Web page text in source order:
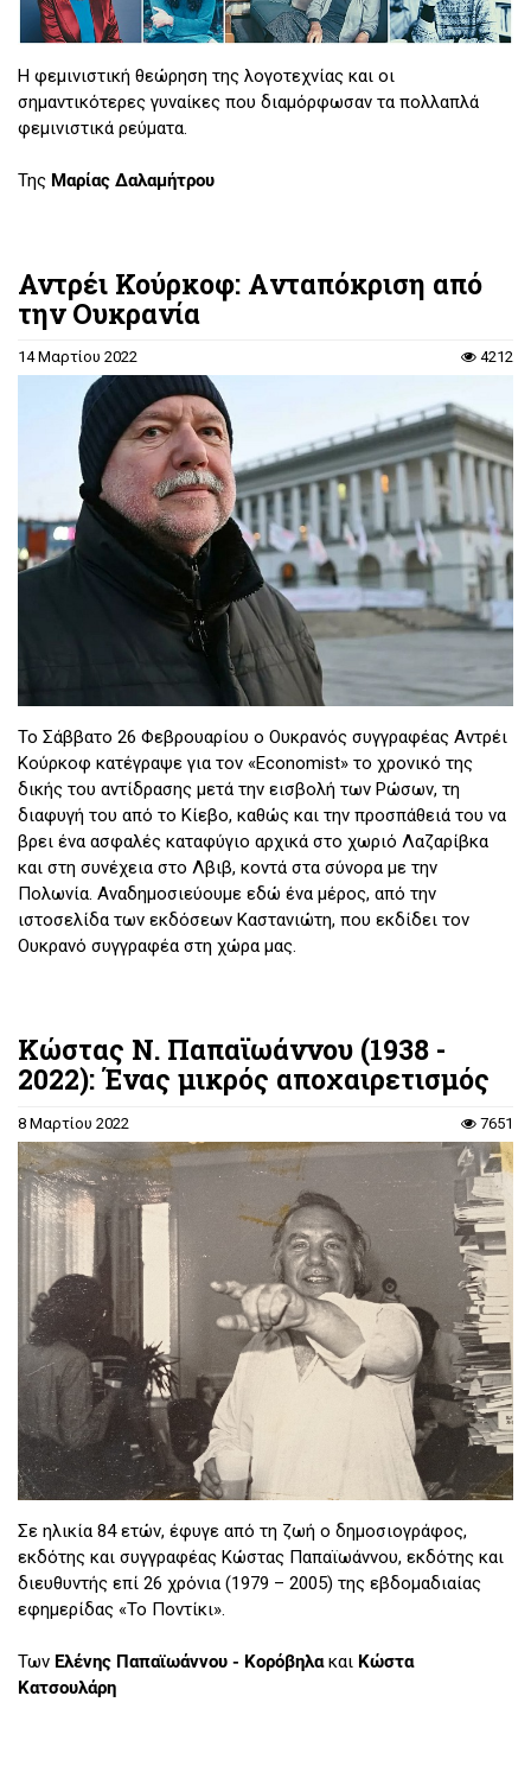
Η φεμινιστική θεώρηση της λογοτεχνίας και οι
σημαντικότερες γυναίκες που διαμόρφωσαν τα πολλαπλά
φεμινιστικά ρεύματα.
Της Μαρίας Δαλαμήτρου
Αντρέι Κούρκοφ: Aνταπόκριση από
την Ουκρανία
14 Μαρτίου 2022 4212
To Σάββατο 26 Φεβρουαρίου ο Ουκρανός συγγραφέας Αντρέι
Κούρκοφ κατέγραψε για τον «Economist» το χρονικό της
δικής του αντίδρασης μετά την εισβολή των Ρώσων, τη
διαφυγή του από το Κίεβο, καθώς και την προσπάθειά του να
βρει ένα ασφαλές καταφύγιο αρχικά στο χωριό Λαζαρίβκα
και στη συνέχεια στο Λβιβ, κοντά στα σύνορα με την
Πολωνία. Αναδημοσιεύουμε εδώ ένα μέρος, από την
ιστοσελίδα των εκδόσεων Καστανιώτη, που εκδίδει τον
Ουκρανό συγγραφέα στη χώρα μας.
Κώστας Ν. Παπαϊωάννου (1938 -
2022): Ένας μικρός αποχαιρετισμός
8 Μαρτίου 2022 7651
Σε ηλικία 84 ετών, έφυγε από τη ζωή ο δημοσιογράφος,
εκδότης και συγγραφέας Κώστας Παπαϊωάννου, εκδότης και
διευθυντής επί 26 χρόνια (1979 – 2005) της εβδομαδιαίας
εφημερίδας «Το Ποντίκι».
Των Ελένης Παπαϊωάννου - Κορόβηλακαι Κώστα
Κατσουλάρη